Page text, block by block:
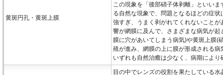
黄斑円孔・黄斑上膜
この現象を「後部硝子体剥離」といい
る自然な現象で、問題となるほどの症
強すぎ、うまく剥がれてくれないこと
響が網膜に及んで、さまざまな病気が
膜に穴があいてしまう病気)や黄斑上膜(
殖が進み、網膜の上に膜が形成される病
いずれも自然治癒は少なく、病期によ
目の中でレンズの役割を果たしている